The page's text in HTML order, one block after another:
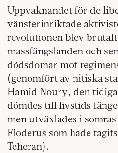
Uppvaknandet för de
vänsterinriktade
revolutionen blev
massfängslanden och
dödsdomar mot
(genomfört av nitiska
Hamid Noury, den
dömdes till livstids
men utväxlades i
Floderus som hade
Teheran).